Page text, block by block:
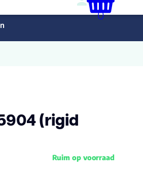
0
(rigid
Ruim op voorraad